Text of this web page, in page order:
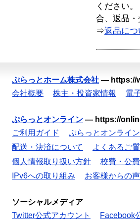
ください
合、返品
⇒返品につ
ぷらっとホーム株式会社 — https://
会社概要
株主・投資家情報 電
ぷらっとオンライン — https://
ご利用ガイド
ぷらっとオンライ
配送・決済について
よくあるご
個人情報取り扱い方針
校費・公
IPv6への取り組み
お客様からの声
ソーシャルメディア
Twitter公式アカウント
Facebook